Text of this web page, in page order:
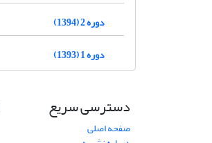
دوره 2 (1394)
دوره 1 (1393)
دسترسی سریع
صفحه اصلی